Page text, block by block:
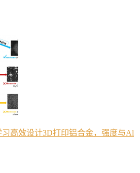
高效设计3D打印铝合金，强度与Al